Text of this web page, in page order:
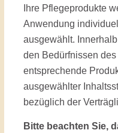
Ihre Pflegeprodukte
Anwendung
ausgewählt.
den Bedürfnissen
entsprechende
ausgewählter
bezüglich der
Bitte beachten Sie,